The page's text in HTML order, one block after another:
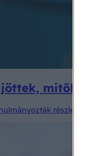
mitől
részletesen,